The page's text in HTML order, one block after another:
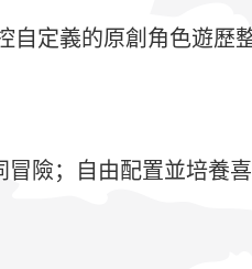
自定義的原創角色遊歷
險；自由配置並培養